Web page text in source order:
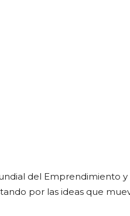
del Emprendimiento
por las ideas que